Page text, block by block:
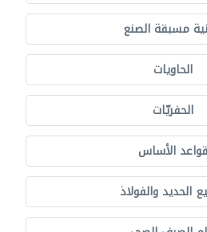
مسبقة الصنع
الحاويات
الحفريّات
قواعد الأساس
الحديد والفولاذ